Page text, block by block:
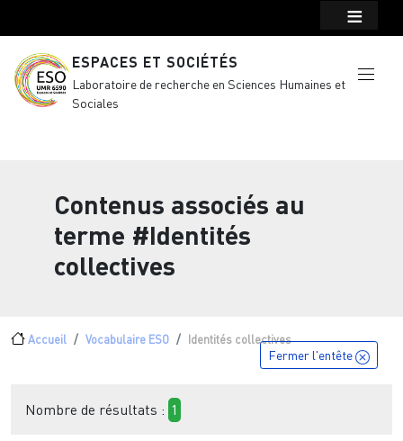
ESPACES ET SOCIÉTÉS
Laboratoire de recherche en Sciences Humaines et
Sociales
Contenus associés au
terme #Identités
collectives
Fil d'Ariane
Accueil Vocabulaire ESO Identités collectives
Fermer l'entête
Nombre de résultats : 1